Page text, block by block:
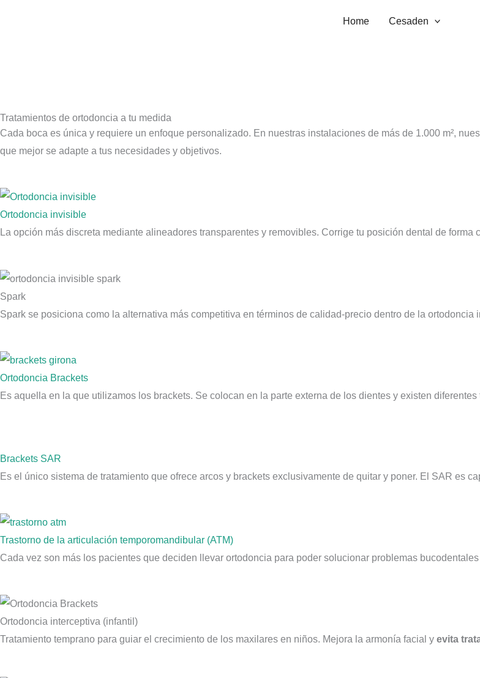
Home Cesaden
Tratamientos de ortodoncia a tu medida
Cada boca es única y requiere un enfoque personalizado. En nuestras instalaciones de más de 1.000 m²,
que mejor se adapte a tus necesidades y objetivos.
Ortodoncia invisible
La opción más discreta mediante alineadores transparentes y removibles. Corrige tu posición dental de
Spark
Spark se posiciona como la alternativa más competitiva en términos de calidad-precio dentro de la ortodoncia
Ortodoncia Brackets
Es aquella en la que utilizamos los brackets. Se colocan en la parte externa de los dientes y existen
Brackets SAR
Es el único sistema de tratamiento que ofrece arcos y brackets exclusivamente de quitar y poner. El SAR es
Trastorno de la articulación temporomandibular (ATM)
Cada vez son más los pacientes que deciden llevar ortodoncia para poder solucionar problemas
Ortodoncia interceptiva (infantil)
Tratamiento temprano para guiar el crecimiento de los maxilares en niños. Mejora la armonía facial y evita